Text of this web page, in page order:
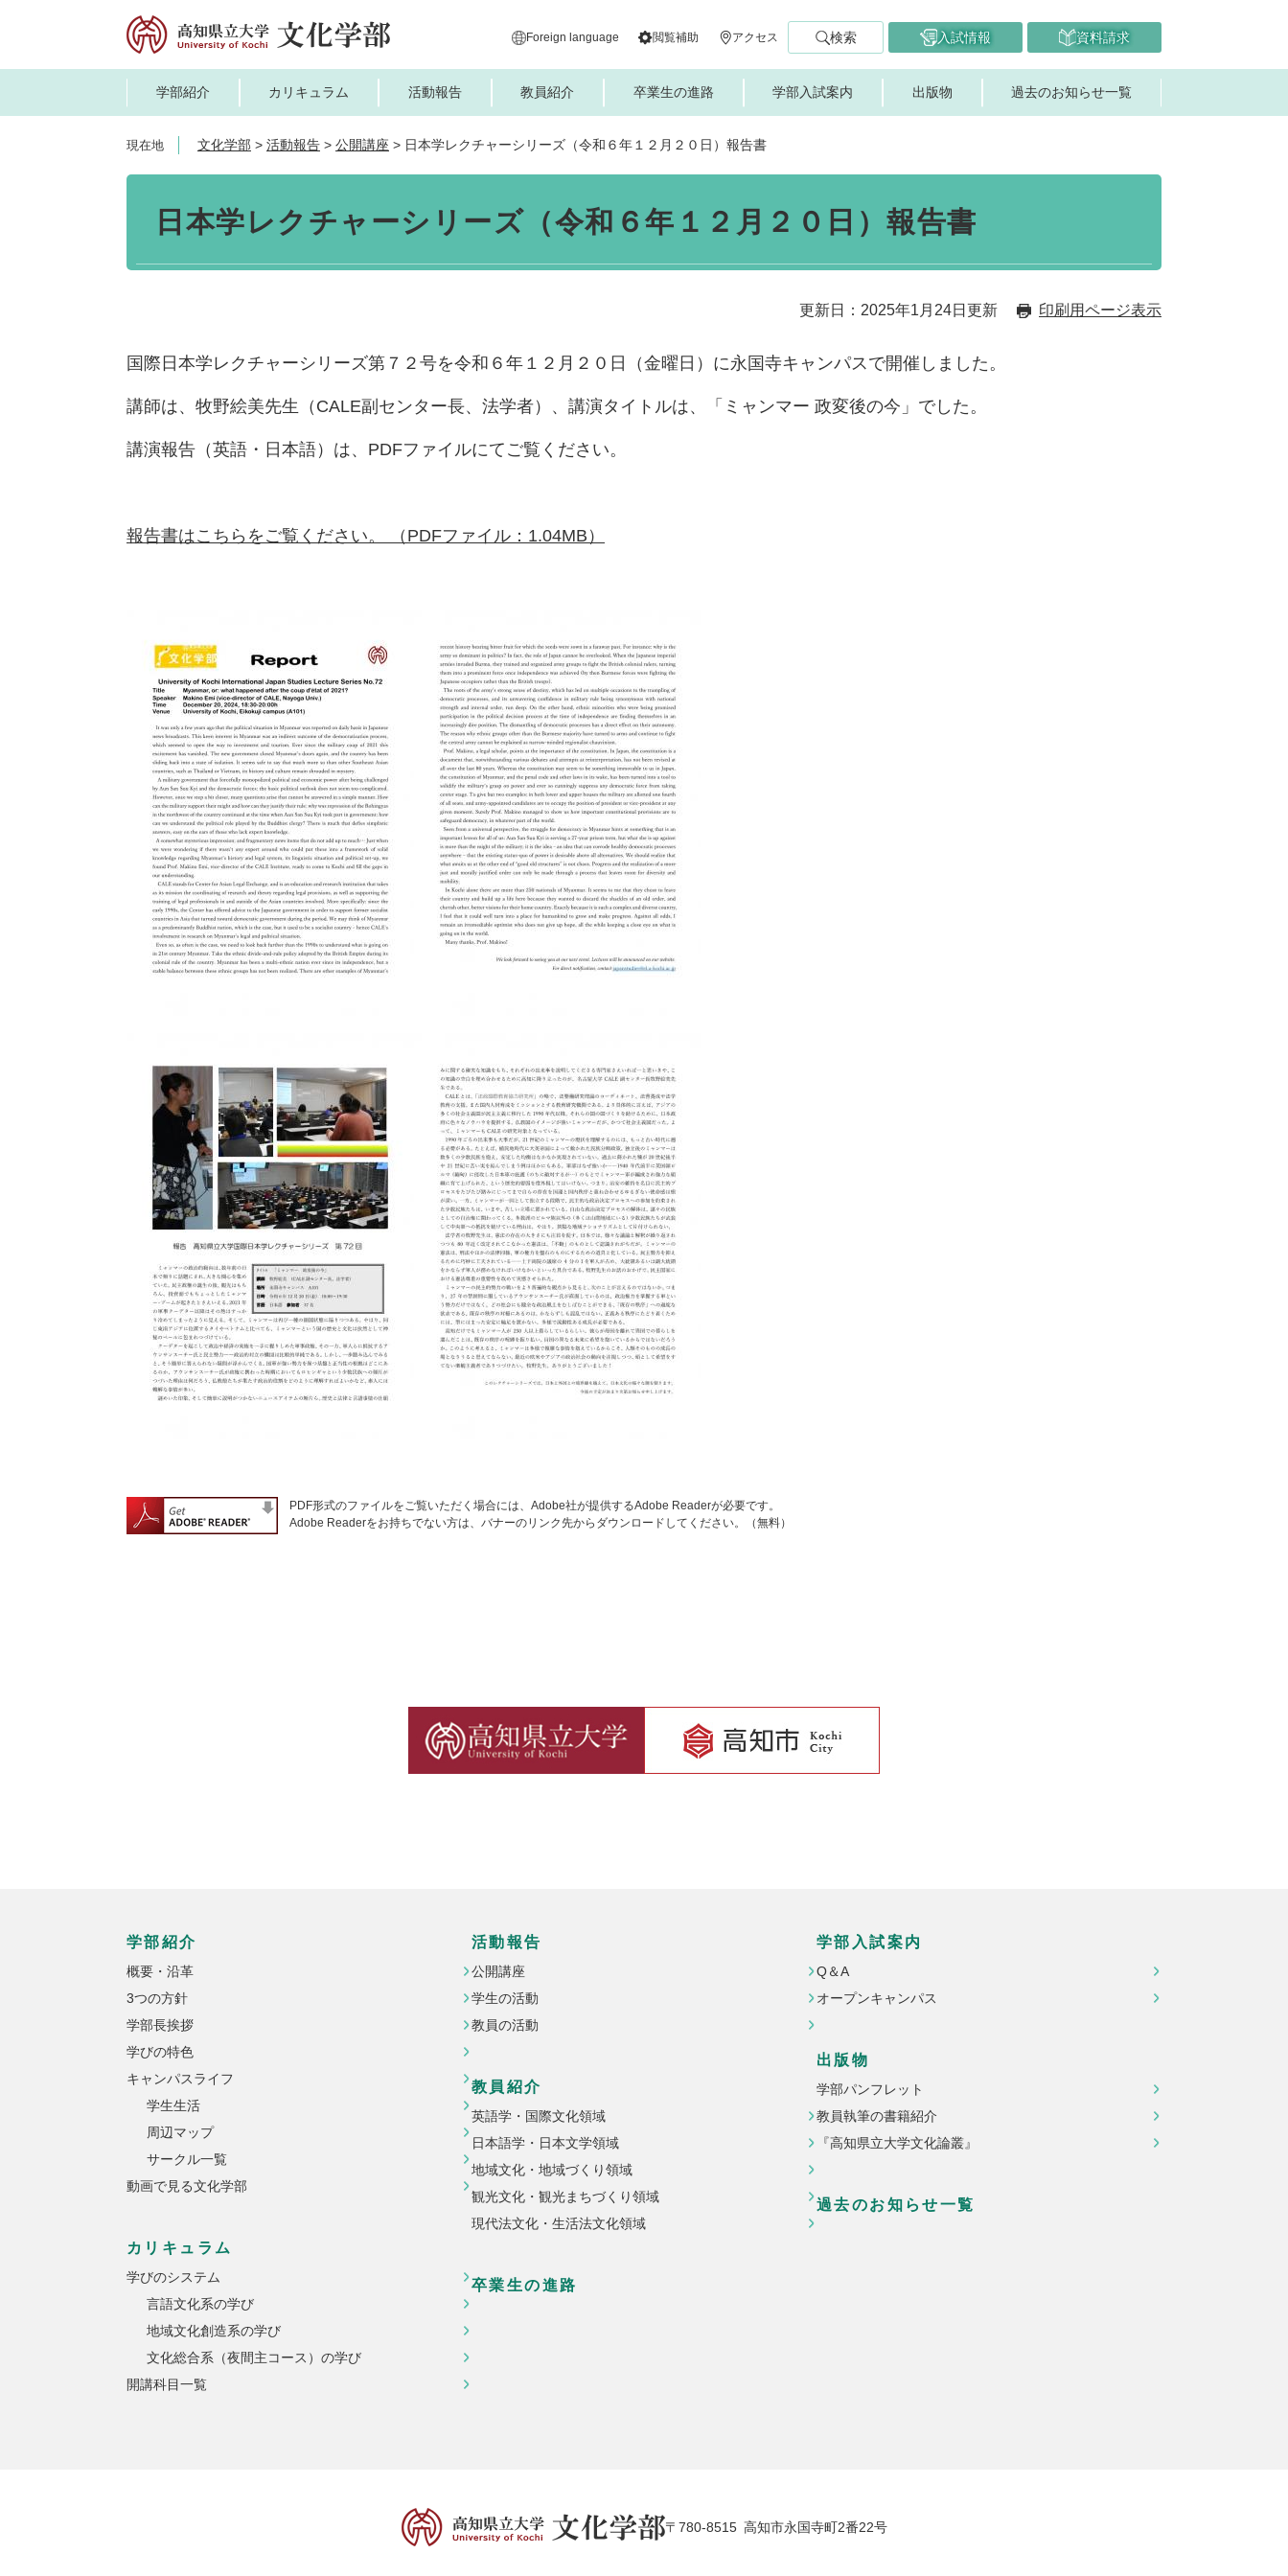
Foreign language 閲覧補助 アクセス 検索 入試情報 資料請求
学部紹介 カリキュラム 活動報告 教員紹介 卒業生の進路 学部入試案内 出版物 過去のお知らせ一覧
現在地 文化学部 > 活動報告 > 公開講座 > 日本学レクチャーシリーズ（令和６年１２月２０日）報告書
日本学レクチャーシリーズ（令和６年１２月２０日）報告書
更新日：2025年1月24日更新 印刷用ページ表示
国際日本学レクチャーシリーズ第７２号を令和６年１２月２０日（金曜日）に永国寺キャンパスで開催しました。
講師は、牧野絵美先生（CALE副センター長、法学者）、講演タイトルは、「ミャンマー 政変後の今」でした。
講演報告（英語・日本語）は、PDFファイルにてご覧ください。
報告書はこちらをご覧ください。 （PDFファイル：1.04MB）
PDF形式のファイルをご覧いただく場合には、Adobe社が提供するAdobe Readerが必要です。
Adobe Readerをお持ちでない方は、バナーのリンク先からダウンロードしてください。（無料）
学部紹介
概要・沿革
3つの方針
学部長挨拶
学びの特色
キャンパスライフ
学生生活
周辺マップ
サークル一覧
動画で見る文化学部
カリキュラム
学びのシステム
言語文化系の学び
地域文化創造系の学び
文化総合系（夜間主コース）の学び
開講科目一覧
活動報告
公開講座
学生の活動
教員の活動
教員紹介
英語学・国際文化領域
日本語学・日本文学領域
地域文化・地域づくり領域
観光文化・観光まちづくり領域
現代法文化・生活法文化領域
卒業生の進路
学部入試案内
Q＆A
オープンキャンパス
出版物
学部パンフレット
教員執筆の書籍紹介
『高知県立大学文化論叢』
過去のお知らせ一覧
〒780-8515 高知市永国寺町2番22号